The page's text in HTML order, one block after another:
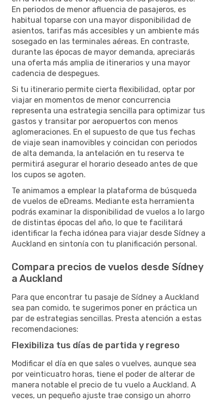
En periodos de menor afluencia de pasajeros, es
habitual toparse con una mayor disponibilidad de
asientos, tarifas más accesibles y un ambiente más
sosegado en las terminales aéreas. En contraste,
durante las épocas de mayor demanda, apreciarás
una oferta más amplia de itinerarios y una mayor
cadencia de despegues.
Si tu itinerario permite cierta flexibilidad, optar por
viajar en momentos de menor concurrencia
representa una estrategia sencilla para optimizar tus
gastos y transitar por aeropuertos con menos
aglomeraciones. En el supuesto de que tus fechas
de viaje sean inamovibles y coincidan con periodos
de alta demanda, la antelación en tu reserva te
permitirá asegurar el horario deseado antes de que
los cupos se agoten.
Te animamos a emplear la plataforma de búsqueda
de vuelos de eDreams. Mediante esta herramienta
podrás examinar la disponibilidad de vuelos a lo largo
de distintas épocas del año, lo que te facilitará
identificar la fecha idónea para viajar desde Sídney a
Auckland en sintonía con tu planificación personal.
Compara precios de vuelos desde Sídney
a Auckland
Para que encontrar tu pasaje de Sídney a Auckland
sea pan comido, te sugerimos poner en práctica un
par de estrategias sencillas. Presta atención a estas
recomendaciones:
Flexibiliza tus días de partida y regreso
Modificar el día en que sales o vuelves, aunque sea
por veinticuatro horas, tiene el poder de alterar de
manera notable el precio de tu vuelo a Auckland. A
veces, un pequeño ajuste trae consigo un ahorro